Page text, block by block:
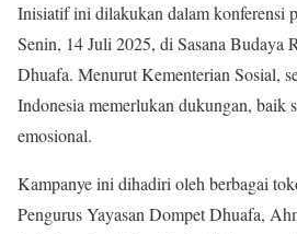
Inisiatif ini dilakukan dalam konferensi
Senin, 14 Juli 2025, di Sasana Budaya
Dhuafa. Menurut Kementerian Sosial,
Indonesia memerlukan dukungan, baik
emosional.
Kampanye ini dihadiri oleh berbagai
Pengurus Yayasan Dompet Dhuafa,